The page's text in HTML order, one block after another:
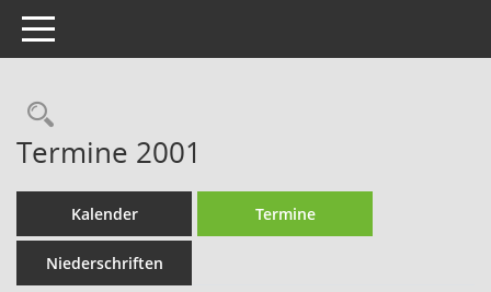
Toggle navigation
Rechercheauswahl
Termine 2001
Kalender Termine
Niederschriften